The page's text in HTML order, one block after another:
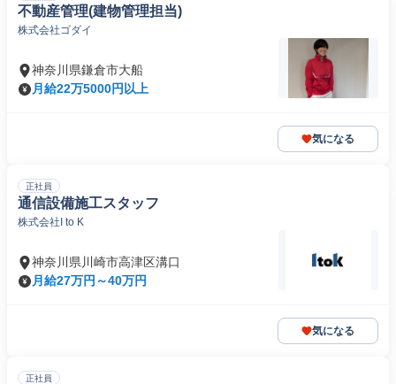
不動産管理(建物管理担当)
株式会社ゴダイ
神奈川県鎌倉市大船
月給22万5000円以上
気になる
正社員
通信設備施工スタッフ
株式会社I to K
神奈川県川崎市高津区溝口
月給27万円～40万円
気になる
正社員